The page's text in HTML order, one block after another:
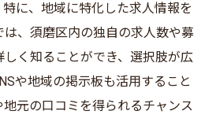
に、地域に特化した求人情報を
、須磨区内の独自の求人数や募
く知ることができ、選択肢が広
や地域の掲示板も活用すること
元の口コミを得られるチャンス